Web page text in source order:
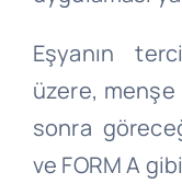
Eşyanın
üzere,
sonra
ve FORM A